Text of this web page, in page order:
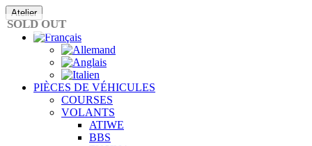
Passer
au
contenu
Atelier
PIÈCES DE VÉHICULES
COURSES
VOLANTS
ATIWE
BBS
SOLD OUT